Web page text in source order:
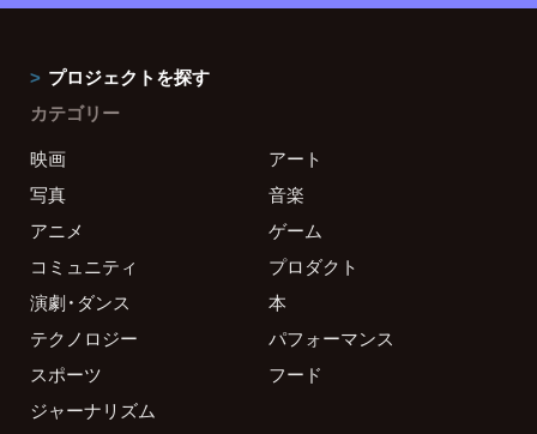
プロジェクトを探す
カテゴリー
映画
アート
写真
音楽
アニメ
ゲーム
コミュニティ
プロダクト
演劇・ダンス
本
テクノロジー
パフォーマンス
スポーツ
フード
ジャーナリズム